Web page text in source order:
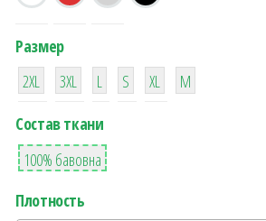
Размер
2XL 3XL
4
L
4
S XL
М
Состав ткани
4
100% бавовна
Плотность